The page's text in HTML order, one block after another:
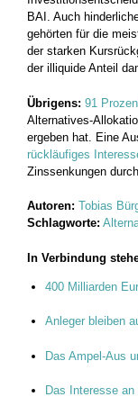
BAI. Auch
gehörten für die
der starken
der illiquide Anteil
Übrigens: 91
Alternatives-
ergeben hat. Eine
rückläufiges
Zinssenkungen
Autoren: Tobias
Schlagworte:
In Verbindung
400 Milliarden
Anleger bleiben
Das Ampel-Aus
Das Interesse